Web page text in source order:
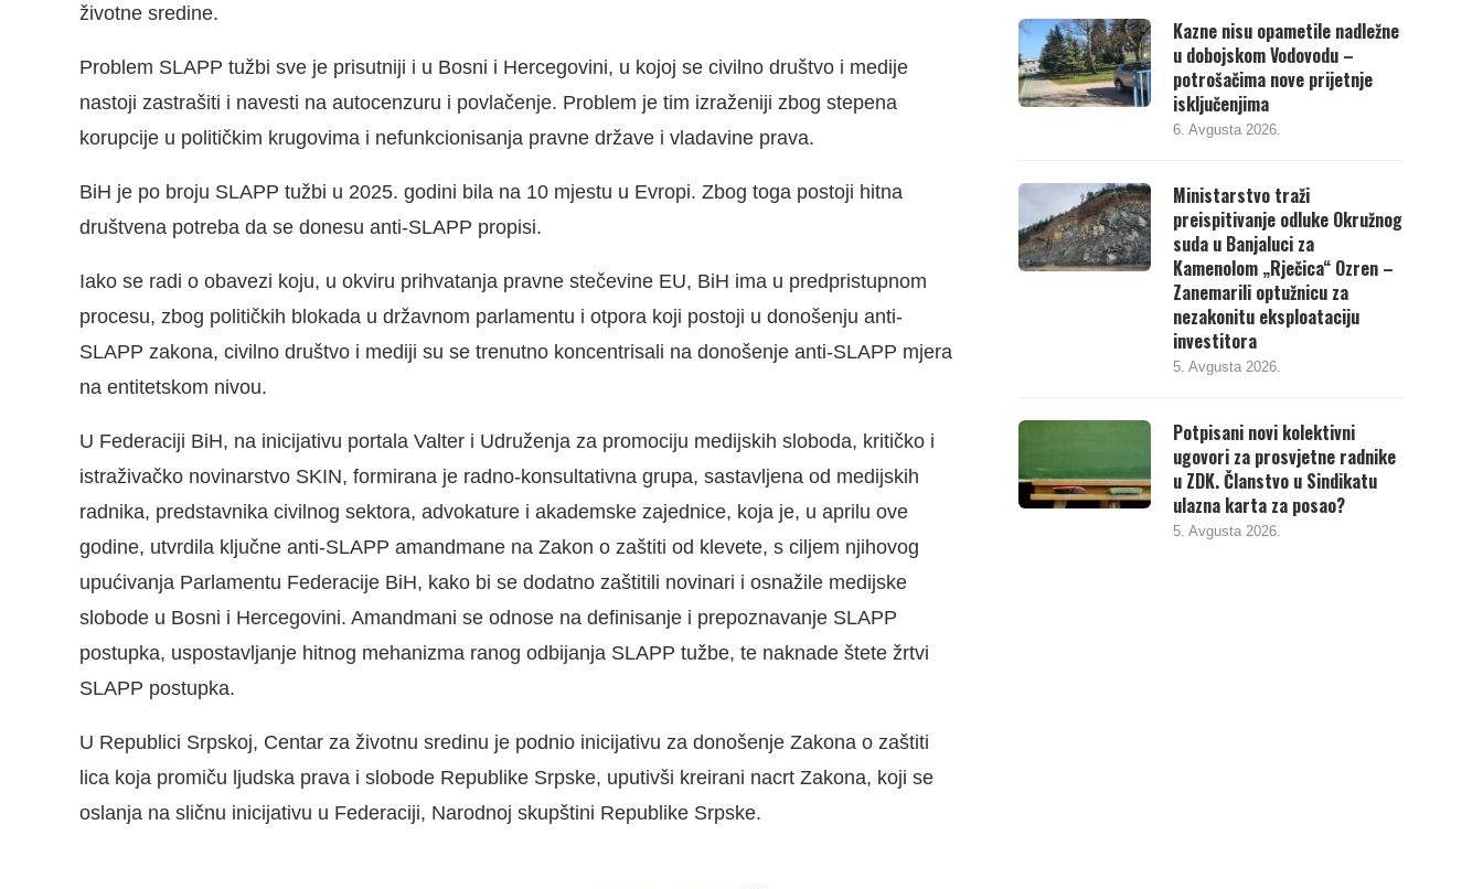
životne sredine.
Problem SLAPP tužbi sve je prisutniji i u Bosni i Hercegovini, u kojoj se civilno društvo i medije
nastoji zastrašiti i navesti na autocenzuru i povlačenje. Problem je tim izraženiji zbog stepena
korupcije u političkim krugovima i nefunkcionisanja pravne države i vladavine prava.
BiH je po broju SLAPP tužbi u 2025. godini bila na 10 mjestu u Evropi. Zbog toga postoji hitna
društvena potreba da se donesu anti-SLAPP propisi.
Iako se radi o obavezi koju, u okviru prihvatanja pravne stečevine EU, BiH ima u predpristupnom
procesu, zbog političkih blokada u državnom parlamentu i otpora koji postoji u donošenju anti-
SLAPP zakona, civilno društvo i mediji su se trenutno koncentrisali na donošenje anti-SLAPP mjera
na entitetskom nivou.
U Federaciji BiH, na inicijativu portala Valter i Udruženja za promociju medijskih sloboda, kritičko i
istraživačko novinarstvo SKIN, formirana je radno-konsultativna grupa, sastavljena od medijskih
radnika, predstavnika civilnog sektora, advokature i akademske zajednice, koja je, u aprilu ove
godine, utvrdila ključne anti-SLAPP amandmane na Zakon o zaštiti od klevete, s ciljem njihovog
upućivanja Parlamentu Federacije BiH, kako bi se dodatno zaštitili novinari i osnažile medijske
slobode u Bosni i Hercegovini. Amandmani se odnose na definisanje i prepoznavanje SLAPP
postupka, uspostavljanje hitnog mehanizma ranog odbijanja SLAPP tužbe, te naknade štete žrtvi
SLAPP postupka.
U Republici Srpskoj, Centar za životnu sredinu je podnio inicijativu za donošenje Zakona o zaštiti
lica koja promiču ljudska prava i slobode Republike Srpske, uputivši kreirani nacrt Zakona, koji se
oslanja na sličnu inicijativu u Federaciji, Narodnoj skupštini Republike Srpske.
Kazne nisu opametile nadležne
u dobojskom Vodovodu –
potrošačima nove prijetnje
isključenjima
6. Avgusta 2026.
Ministarstvo traži
preispitivanje odluke Okružnog
suda u Banjaluci za
Kamenolom „Rječica“ Ozren –
Zanemarili optužnicu za
nezakonitu eksploataciju
investitora
5. Avgusta 2026.
Potpisani novi kolektivni
ugovori za prosvjetne radnike
u ZDK. Članstvo u Sindikatu
ulazna karta za posao?
5. Avgusta 2026.